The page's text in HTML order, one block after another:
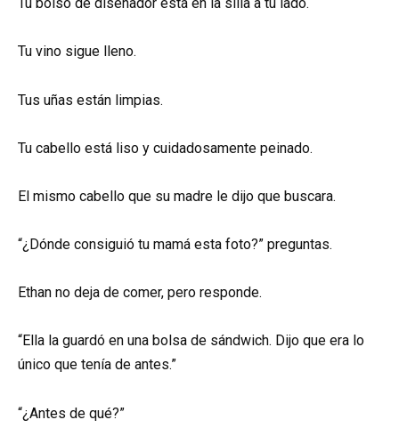
Tu vino sigue lleno.
Tus uñas están limpias.
Tu cabello está liso y cuidadosamente peinado.
El mismo cabello que su madre le dijo que buscara.
“¿Dónde consiguió tu mamá esta foto?” preguntas.
Ethan no deja de comer, pero responde.
“Ella la guardó en una bolsa de sándwich. Dijo que era lo
único que tenía de antes.”
“¿Antes de qué?”